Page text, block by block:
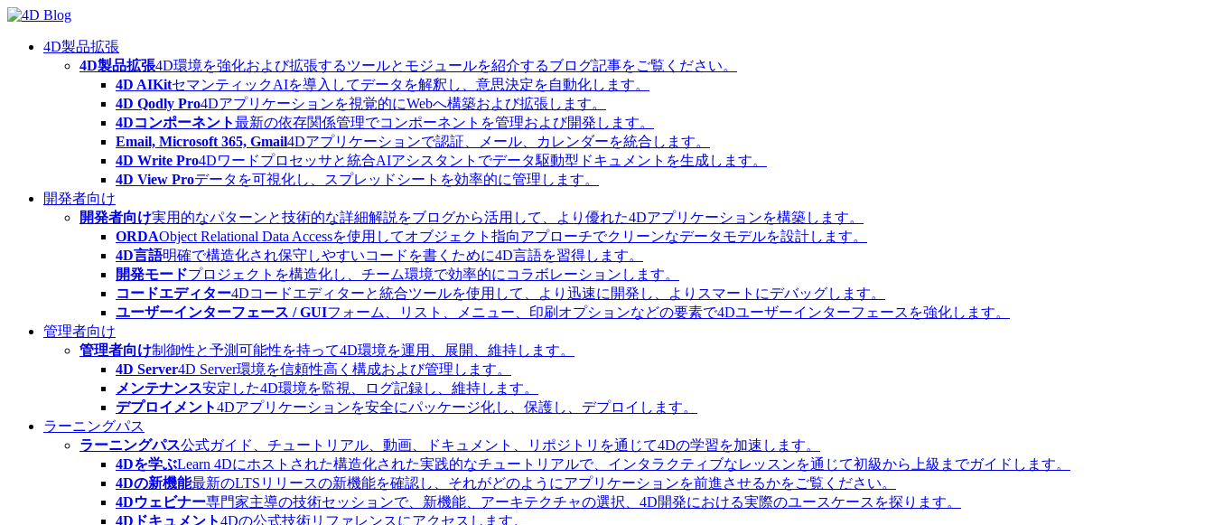
Skip
content4D製品拡張
4D製品拡張4D環境を強化および拡張するツールとモジュールを紹介するブログ記事をご覧ください。
4D AIKitセマンティックAIを導入してデータを解釈し、意思決定を自動化します。
4D Qodly Pro4Dアプリケーションを視覚的にWebへ構築および拡張します。
4Dコンポーネント最新の依存関係管理でコンポーネントを管理および開発します。
Email, Microsoft 365, Gmail4Dアプリケーションで認証、メール、カレンダーを統合します。
4D Write Pro4Dワードプロセッサと統合AIアシスタントでデータ駆動型ドキュメントを生成します。
4D View Proデータを可視化し、スプレッドシートを効率的に管理します。
開発者向け
開発者向け実用的なパターンと技術的な詳細解説をブログから活用して、より優れた4Dアプリケーションを構築します。
ORDAObject Relational Data Accessを使用してオブジェクト指向アプローチでクリーンなデータモデルを設計します。
4D言語明確で構造化され保守しやすいコードを書くために4D言語を習得します。
開発モードプロジェクトを構造化し、チーム環境で効率的にコラボレーションします。
コードエディター4Dコードエディターと統合ツールを使用して、より迅速に開発し、よりスマートにデバッグします。
ユーザーインターフェース / GUIフォーム、リスト、メニュー、印刷オプションなどの要素で4Dユーザーインターフェースを強化します。
管理者向け
管理者向け制御性と予測可能性を持って4D環境を運用、展開、維持します。
4D Server4D Server環境を信頼性高く構成および管理します。
メンテナンス安定した4D環境を監視、ログ記録し、維持します。
デプロイメント4Dアプリケーションを安全にパッケージ化し、保護し、デプロイします。
ラーニングパス
ラーニングパス公式ガイド、チュートリアル、動画、ドキュメント、リポジトリを通じて4Dの学習を加速します。
4Dを学ぶLearn 4Dにホストされた構造化された実践的なチュートリアルで、インタラクティブなレッスンを通じて初級から上級までガイドします。
4Dの新機能最新のLTSリリースの新機能を確認し、それがどのようにアプリケーションを前進させるかをご覧ください。
4Dウェビナー専門家主導の技術セッションで、新機能、アーキテクチャの選択、4D開発における実際のユースケースを探ります。
4Dドキュメント4Dの公式技術リファレンスにアクセスします。